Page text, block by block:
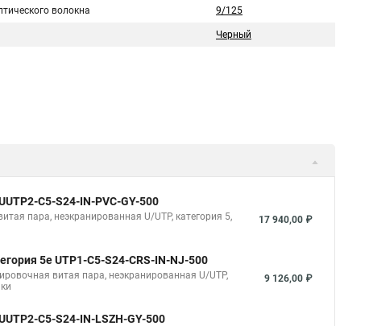
волокна 9/125
Черный
C5-S24-IN-PVC-GY-500
пара, неэкранированная U/UTP, категория 5,
17 940,00 ₽
5e UTP1-C5-S24-CRS-IN-NJ-500
витая пара, неэкранированная U/UTP,
9 126,00 ₽
C5-S24-IN-LSZH-GY-500